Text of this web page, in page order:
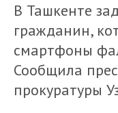
В Ташкенте
гражданин,
смартфоны
Сообщила
прокуратуры